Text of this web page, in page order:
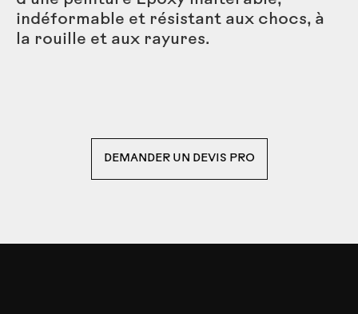
indéformable et résistant aux chocs, à
la rouille et aux rayures.
DEMANDER UN DEVIS PRO